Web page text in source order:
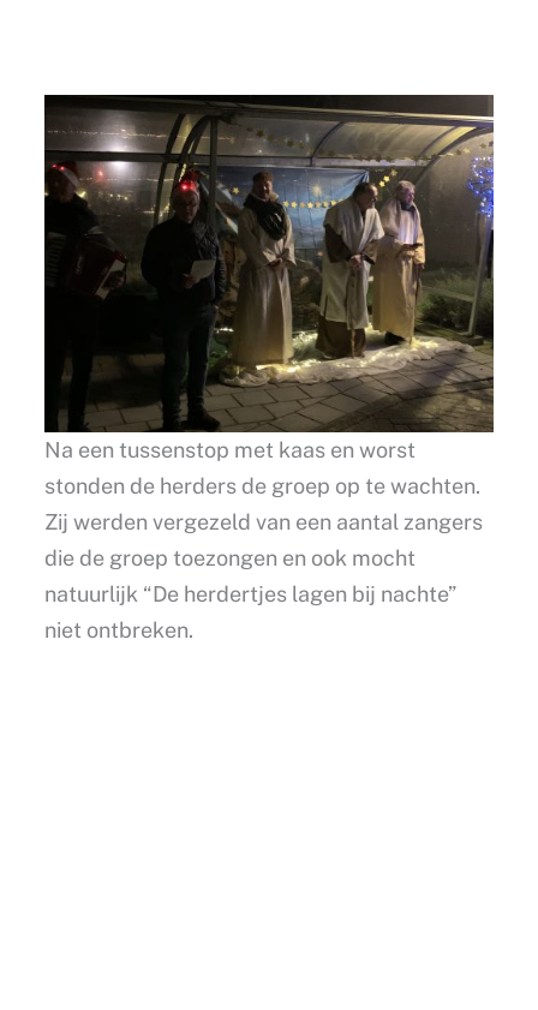
Na een tussenstop met kaas en worst
stonden de herders de groep op te wachten.
Zij werden vergezeld van een aantal zangers
die de groep toezongen en ook mocht
natuurlijk “De herdertjes lagen bij nachte”
niet ontbreken.